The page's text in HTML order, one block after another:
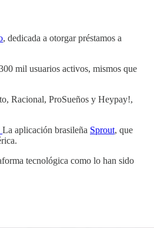
, dedicada a otorgar préstamos a
mil usuarios activos, mismos que
Racional, ProSueños y Heypay!,
La aplicación brasileña Sprout, que
tecnológica como lo han sido